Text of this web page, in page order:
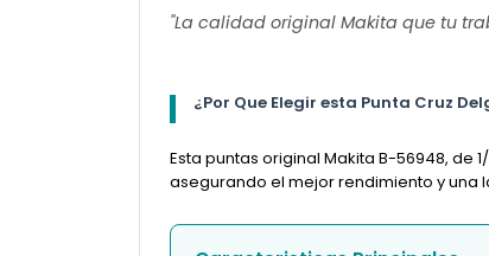
"La calidad original Makita que tu
¿Por Que Elegir esta Punta Cruz
Esta puntas original Makita B-56948, de
asegurando el mejor rendimiento y una